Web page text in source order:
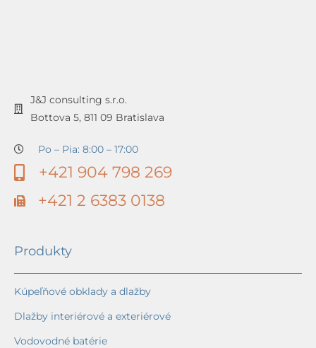
J&J consulting s.r.o.
Bottova 5, 811 09 Bratislava
Po – Pia: 8:00 – 17:00
+421 904 798 269
+421 2 6383 0138
Produkty
Kúpeľňové obklady a dlažby
Dlažby interiérové a exteriérové
Vodovodné batérie